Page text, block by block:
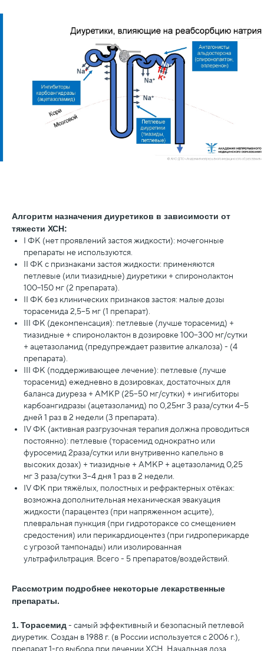
Алгоритм назначения диуретиков в зависимости от
тяжести ХСН:
I ФК (нет проявлений застоя жидкости): мочегонные
препараты не используются.
II ФК с признаками застоя жидкости: применяются
петлевые (или тиазидные) диуретики + спиронолактон
100–150 мг (2 препарата).
II ФК без клинических признаков застоя: малые дозы
торасемида 2,5–5 мг (1 препарат).
III ФК (декомпенсация): петлевые (лучше торасемид) +
тиазидные + спиронолактон в дозировке 100–300 мг/сутки
+ ацетазоламид (предупреждает развитие алкалоза) - (4
препарата).
III ФК (поддерживающее лечение): петлевые (лучше
торасемид) ежедневно в дозировках, достаточных для
баланса диуреза + АМКР (25–50 мг/сутки) + ингибиторы
карбоангидразы (ацетазоламид) по 0,25мг 3 раза/сутки 4–5
дней 1 раз в 2 недели (3 препарата).
IV ФК (активная разгрузочная терапия должна проводиться
постоянно): петлевые (торасемид однократно или
фуросемид 2раза/сутки или внутривенно капельно в
высоких дозах) + тиазидные + АМКР + ацетазоламид 0,25
мг 3 раза/сутки 3–4 дня 1 раз в 2 недели.
IV ФК при тяжёлых, полостных и рефрактерных отёках:
возможна дополнительная механическая эвакуация
жидкости (парацентез (при напряженном асците),
плевральная пункция (при гидротораксе со смещением
средостения) или перикардиоцентез (при гидроперикарде
с угрозой тампонады) или изолированная
ультрафильтрация. Всего - 5 препаратов/воздействий.
Рассмотрим подробнее некоторые лекарственные
препараты.
1. Торасемид- самый эффективный и безопасный петлевой
диуретик. Создан в 1988 г. (в России используется с 2006 г.),